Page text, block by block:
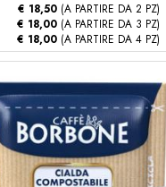
€ 18,50(A PARTIRE DA 2 PZ)
€ 18,00 (A PARTIRE DA 3 PZ)
€ 18,00 (A PARTIRE DA 4 PZ)